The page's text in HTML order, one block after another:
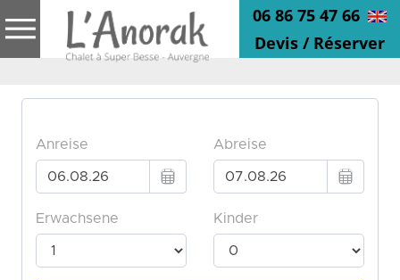
06 86 75 47 66
Devis / Réserver